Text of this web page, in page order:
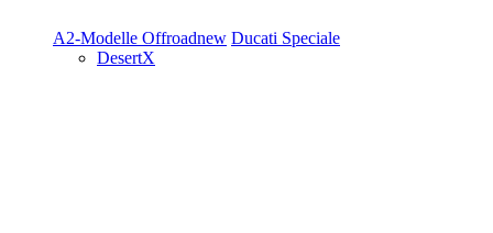
A2-Modelle Offroadnew Ducati Speciale
DesertX